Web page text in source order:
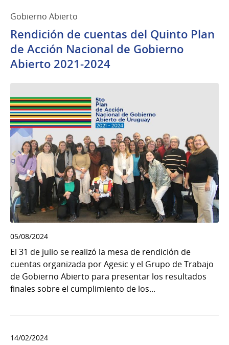
Gobierno Abierto
Rendición de cuentas del Quinto Plan
de Acción Nacional de Gobierno
Abierto 2021-2024
05/08/2024
El 31 de julio se realizó la mesa de rendición de
cuentas organizada por Agesic y el Grupo de Trabajo
de Gobierno Abierto para presentar los resultados
finales sobre el cumplimiento de los...
14/02/2024